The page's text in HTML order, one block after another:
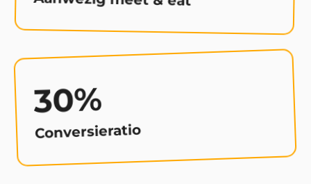
30%
Conversieratio